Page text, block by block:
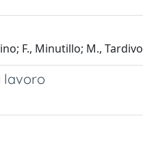
F., Minutillo; M., Tardivo
lavoro